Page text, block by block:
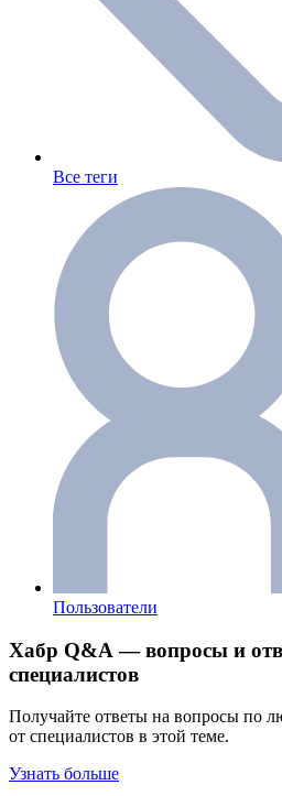
Все теги
Пользователи
Хабр Q&A — вопросы и
специалистов
Получайте ответы на вопросы по
от специалистов в этой теме.
Узнать больше